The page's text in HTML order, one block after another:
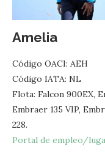
Amelia
Código OACI: AEH
Código IATA: NL
Flota: Falcon 900EX,
Embraer 135 VIP,
228.
Portal de empleo/